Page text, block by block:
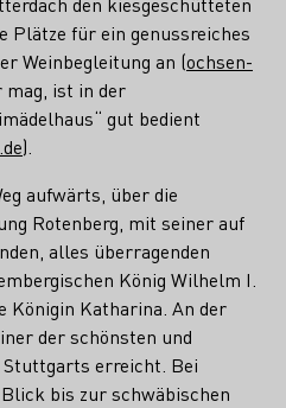
Plätze für ein genussreiches
Weinbegleitung an (ochsen-
mag, ist in der
gut bedient
).
aufwärts, über die
Rotenberg, mit seiner auf
alles überragenden
König Wilhelm I.
Königin Katharina. An der
der schönsten und
erreicht. Bei
bis zur schwäbischen